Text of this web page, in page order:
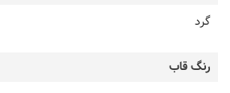
گرد
رنگ قاب